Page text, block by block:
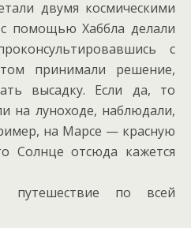
двумя космическими
помощью Хаббла делали
с
принимали решение,
высадку. Если да, то
на луноходе, наблюдали,
на Марсе — красную
Солнце отсюда кажется
путешествие по всей